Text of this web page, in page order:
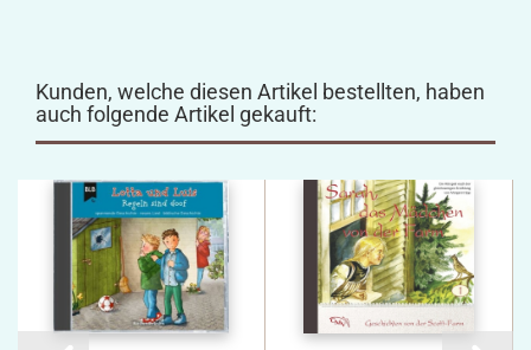
Kunden, welche diesen Artikel bestellten, haben
auch folgende Artikel gekauft: